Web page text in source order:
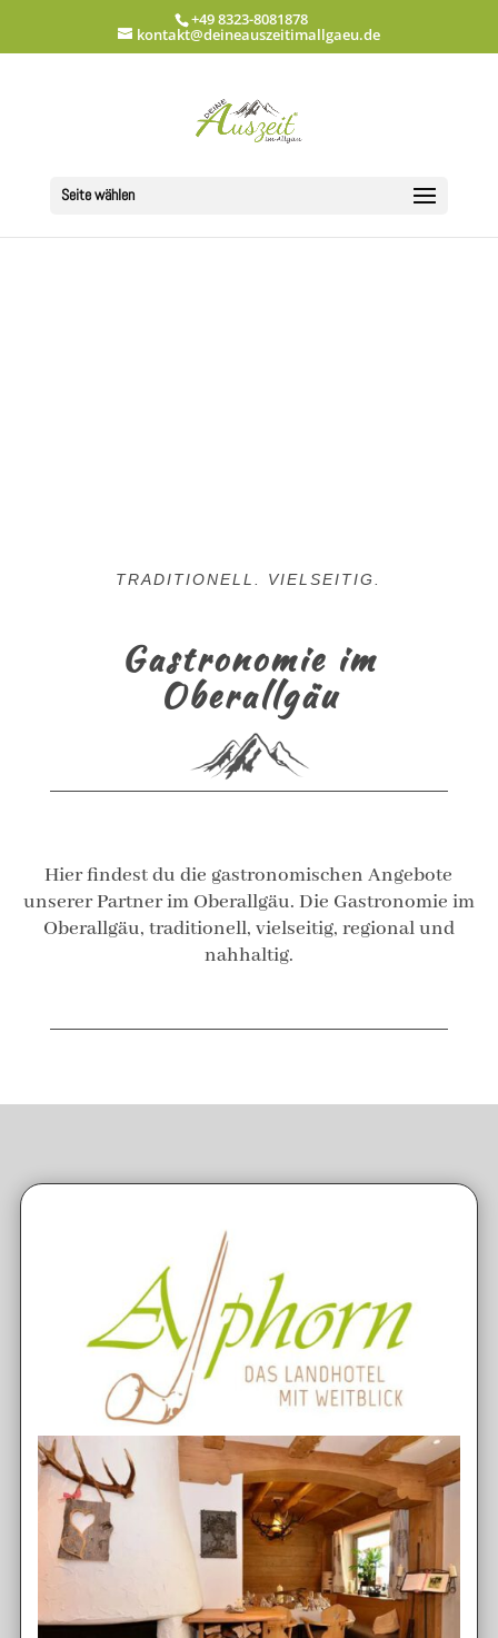
+49 8323-8081878
kontakt@deineauszeitimallgaeu.de
Seite wählen
TRADITIONELL. VIELSEITIG.
Gastronomie im
Oberallgäu
Hier findest du die gastronomischen Angebote
unserer Partner im Oberallgäu. Die Gastronomie im
Oberallgäu, traditionell, vielseitig, regional und
nahhaltig.